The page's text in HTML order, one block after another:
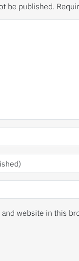
be published.
and website in this